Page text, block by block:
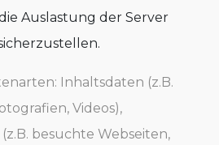
Auslastung der Server
Inhaltsdaten (z.B.
Videos),
besuchte Webseiten,